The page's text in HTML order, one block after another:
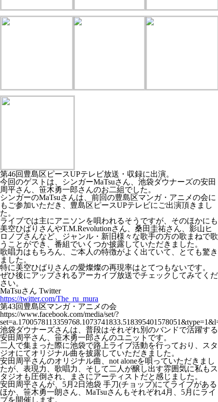
第46回豊島区ピースUPテレビ放送・収録に出演。
今回のゲストは、シンガーMaTsuさん、池袋ダウナーズの安田
周平さん、笹木勇一郎さんのお二組でした。
シンガーのMaTsuさんは、前回の豊島区マンガ・アニメの会に
もご参加いただき、豊島区ピースUPテレビにご出演頂きまし
た。
ライブでは主にアニソンを唄われるそうですが、そのほかにも
美空ひばりさんやT.M.Revolutionさん、桑田圭祐さん、影山ヒ
ロノブさんなど、ジャンル・新旧様々な歌手の方の歌まねで歌
うことができ、番組でいくつか披露していただきました。
歌唱力はもちろん、ご本人の特徴がよく出ていて、とても驚き
ました。
特に美空ひばりさんの愛燦燦の再現率はとてつもないです。
ぜひ後にアップされるアーカイブ放送でチェックしてみてくだ
さい。
MaTsuさん Twitter
https://twitter.com/The_ru_mura
第43回豊島区マンガ・アニメの会
https://www.facebook.com/media/set/?
池袋ダウナーズさんは、普段はそれぞれ別のバンドで活躍する
安田周平さん、笹木勇一郎さんのユニットです。
二人で集まった際に池袋で路上ライブ活動を行っており、スタ
ジオにてオリジナル曲を披露していただきました。
安田周平さんのオリジナル曲、not aloneを唄っていただきまし
たが、表現力、歌唱力、そして二人が醸し出す雰囲気に私もス
タジオも圧倒され、まさにアーティストだと感じました。
安田周平さんが、5月2日池袋 手刀(チョップ)にてライブがある
ほか、笹木勇一朗さん、MaTsuさんもそれぞれ4月、5月にライ
ブを開催します。